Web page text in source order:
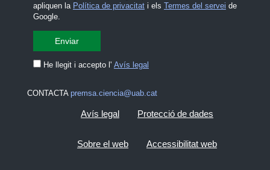
apliquen la Política de privacitati els Termes del servei de
Google.
He llegit i accepto l' Avís legal
CONTACTA premsa.ciencia@uab.cat
Avís legal Protecció de dades
Sobre el web Accessibilitat web